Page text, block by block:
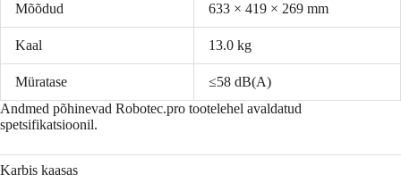
Mõõdud 633 × 419 × 269 mm
Kaal 13.0 kg
Müratase
≤58 dB(A)
Andmed põhinevad Robotec.pro tootelehel avaldatud
spetsifikatsioonil.
Karbis kaasas